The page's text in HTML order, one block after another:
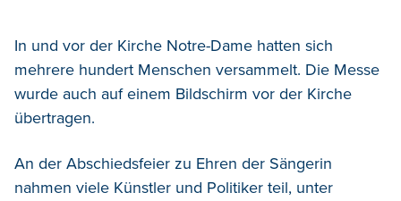
In und vor der Kirche Notre-Dame hatten sich
mehrere hundert Menschen versammelt. Die Messe
wurde auch auf einem Bildschirm vor der Kirche
übertragen.
An der Abschiedsfeier zu Ehren der Sängerin
nahmen viele Künstler und Politiker teil, unter